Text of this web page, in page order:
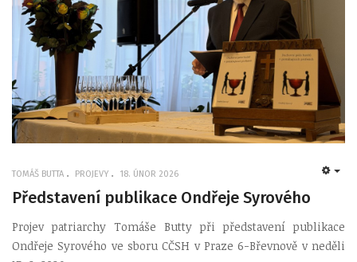
TOMÁŠ BUTTA PROJEVY 18. ÚNOR 2026
Představení publikace Ondřeje Syrového
Projev patriarchy Tomáše Butty při představení publikace
Ondřeje Syrového ve sboru CČSH v Praze 6-Břevnově v neděli